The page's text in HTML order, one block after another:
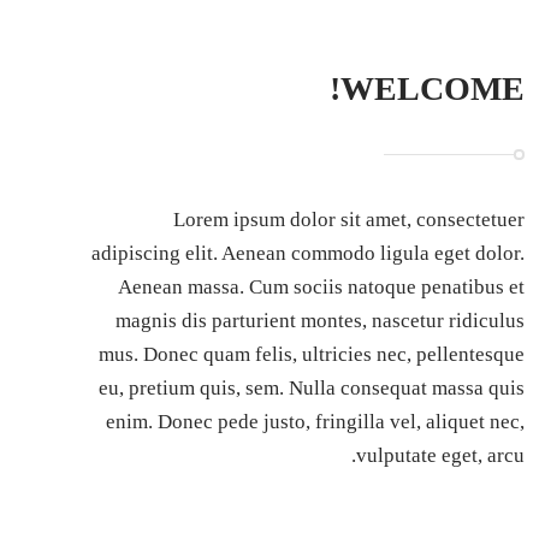
WELCOME!
Lorem ipsum dolor sit amet, consectetuer
adipiscing elit. Aenean commodo ligula eget dolor.
Aenean massa. Cum sociis natoque penatibus et
magnis dis parturient montes, nascetur ridiculus
mus. Donec quam felis, ultricies nec, pellentesque
eu, pretium quis, sem. Nulla consequat massa quis
enim. Donec pede justo, fringilla vel, aliquet nec,
vulputate eget, arcu.